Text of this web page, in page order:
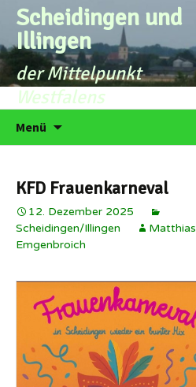
Zum
Inhalt
springen
Scheidingen und
Illingen
der Mittelpunkt
Westfalens
Menü
KFD Frauenkarneval
12. Dezember 2025
Scheidingen/Illingen
Matthias
Emgenbroich